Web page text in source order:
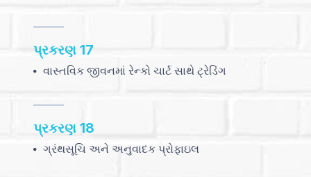
પ્રકરણ 17
વાસ્તવિક જીવનમાં રેન્કો ચાર્ટ સાથે ટ્રેડિંગ
પ્રકરણ 18
ગ્રંથસૂચિ અને અનુવાદક પ્રોફાઇલ